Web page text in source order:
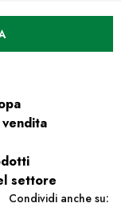
settore
Condividi anche su: